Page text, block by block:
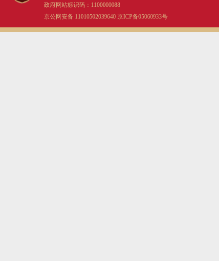
政府网站标识码：1100000088
京公网安备 11010502039640 京ICP备05060933号